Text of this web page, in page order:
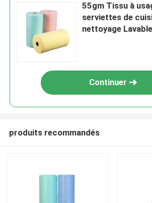
55gm Tissu à
serviettes de
nettoyage Lavable
Continuer
produits recommandés